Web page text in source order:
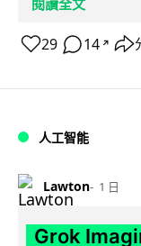
29 14 ↗
人工智能
Lawton 1 日
Grok